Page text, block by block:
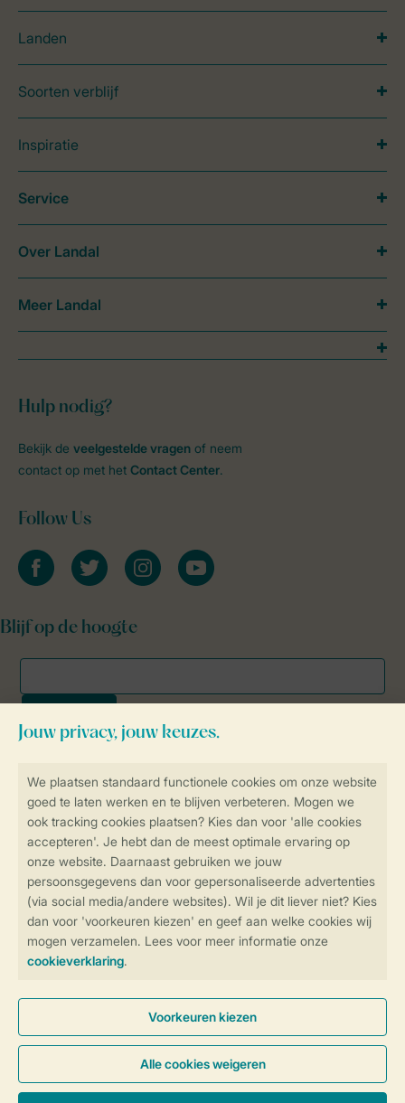
Controle over jouw gegevens &
Veilig en snel online boeken
SSL certificaat
Veilige gegevensoverdracht
Landen
Soorten verblijf
Inspiratie
Hulp nodig?
Bekijk de veelgestelde vragen of neem
contact op met het Contact Center.
Follow Us
facebooktwitter instagramyoutube
Blijf op de hoogte
Service
Over Landal
Meer Landal
Algemene voorwaarden Privacy notice
Cookies en banners